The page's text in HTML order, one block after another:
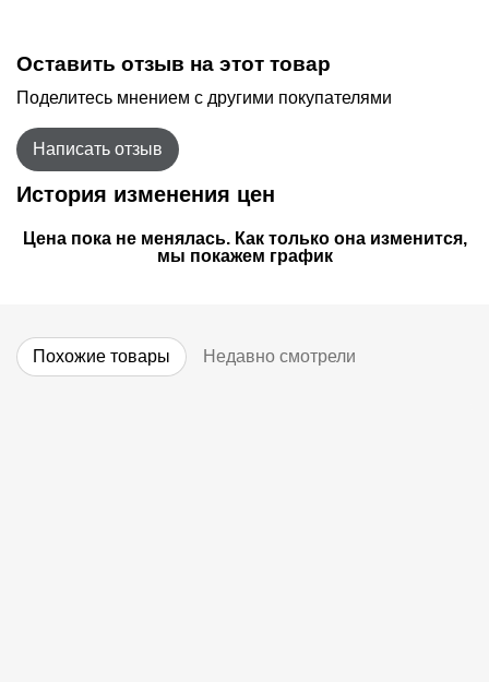
Оставить отзыв на этот товар
Поделитесь мнением с другими покупателями
Написать отзыв
История изменения цен
Цена пока не менялась. Как только она изменится,
мы покажем график
Похожие товары Недавно смотрели